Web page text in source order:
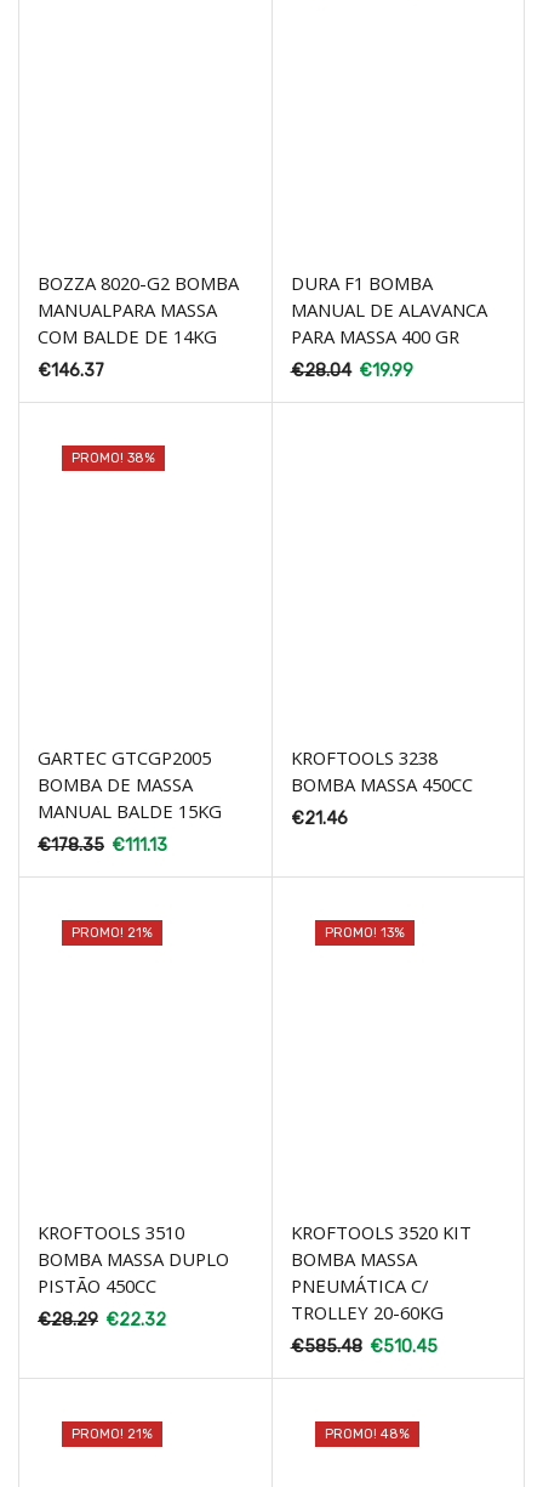
BOZZA 8020-G2 BOMBA
MANUALPARA MASSA
COM BALDE DE 14KG
€146.37
DURA F1 BOMBA
MANUAL DE ALAVANCA
PARA MASSA 400 GR
€28.04 €19.99
PROMO! 38%
GARTEC GTCGP2005
BOMBA DE MASSA
MANUAL BALDE 15KG
€178.35 €111.13
KROFTOOLS 3238
BOMBA MASSA 450CC
€21.46
PROMO! 21%
KROFTOOLS 3510
BOMBA MASSA DUPLO
PISTÃO 450CC
€28.29 €22.32
PROMO! 13%
KROFTOOLS 3520 KIT
BOMBA MASSA
PNEUMÁTICA C/
TROLLEY 20-60KG
€585.48 €510.45
PROMO! 21% PROMO! 48%